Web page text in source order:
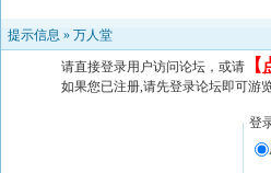
提示信息 » 万人堂
请直接登录用户访问论坛，或请 【
如果您已注册,请先登录论坛即可游
登